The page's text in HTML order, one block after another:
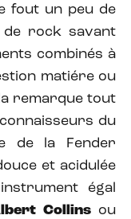
fout un peu de
de rock savant
combinés à
matiére ou
remarque tout
du
de la Fender
et acidulée
égal
Collins ou